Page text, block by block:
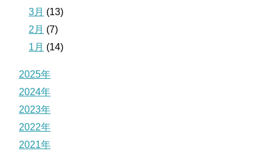
3月 (13)
2月 (7)
1月 (14)
2025年
2024年
2023年
2022年
2021年